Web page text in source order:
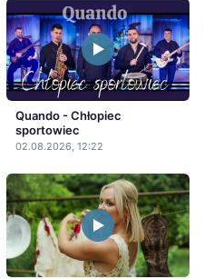
Quando - Chłopiec
sportowiec
02.08.2026, 12:22